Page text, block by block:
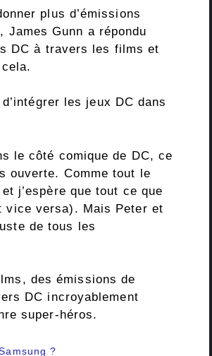
plus d’émissions
James Gunn a répondu
DC à travers les films et
les jeux DC dans
le côté comique de DC, ce
ouverte. Comme tout le
j’espère que tout ce que
vice versa). Mais Peter et
de tous les
des émissions de
DC incroyablement
super-héros.
?